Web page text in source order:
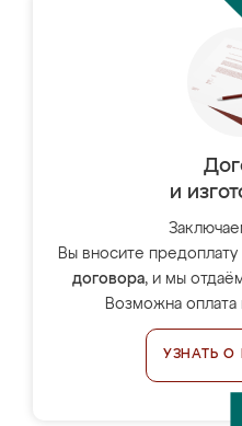
и
Вы вносите
договора, и мы
Возможна оплата
УЗНАТЬ О